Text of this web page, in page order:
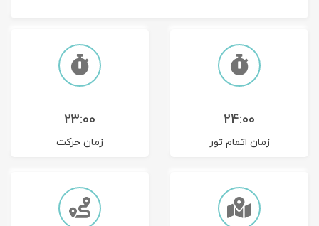
23:00
زمان حرکت
24:00
زمان اتمام تور
تور چابهار
تور ترکمن صحرا